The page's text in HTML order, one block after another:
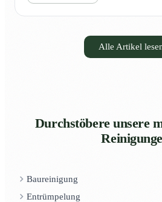
Alle Artikel
Durchstöbere unsere
Baureinigung
Entrümpelung